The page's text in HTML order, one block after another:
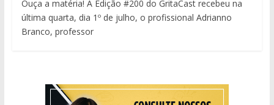
Ouça a matéria! A Edição #200 do GritaCast recebeu na
última quarta, dia 1º de julho, o profissional Adrianno
Branco, professor